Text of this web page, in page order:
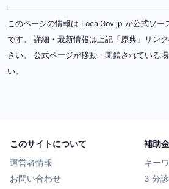
このページの情報は LocalGov.jp が公式ソー
です。 詳細・最新情報は上記「原典」リン
さい。 公式ページが移動・閉鎖されている
い。
このサイトについて
運営者情報
お問い合わせ
補助
キー
3 分